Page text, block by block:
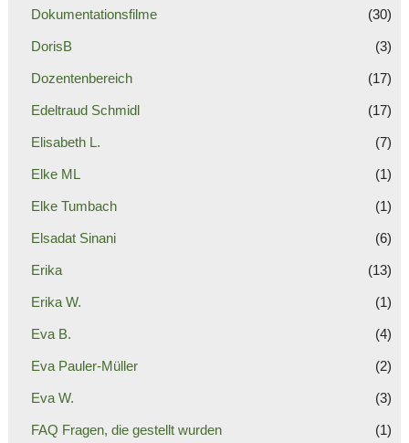
Dokumentationsfilme (30)
DorisB (3)
Dozentenbereich (17)
Edeltraud Schmidl (17)
Elisabeth L. (7)
Elke ML (1)
Elke Tumbach (1)
Elsadat Sinani (6)
Erika (13)
Erika W. (1)
Eva B. (4)
Eva Pauler-Müller (2)
Eva W. (3)
FAQ Fragen, die gestellt wurden (1)